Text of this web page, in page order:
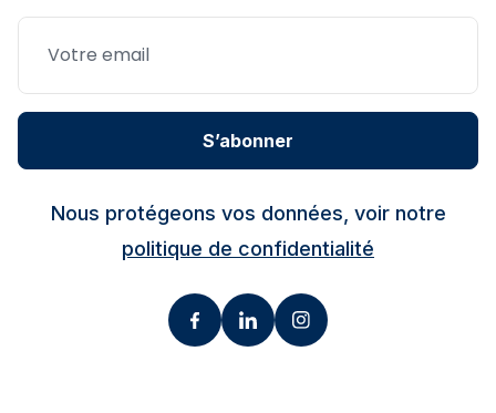
S’abonner
Nous protégeons vos données, voir notre
politique de confidentialité